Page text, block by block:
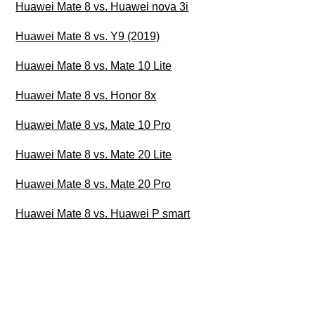
Huawei Mate 8 vs. Huawei nova 3i
Huawei Mate 8 vs. Y9 (2019)
Huawei Mate 8 vs. Mate 10 Lite
Huawei Mate 8 vs. Honor 8x
Huawei Mate 8 vs. Mate 10 Pro
Huawei Mate 8 vs. Mate 20 Lite
Huawei Mate 8 vs. Mate 20 Pro
Huawei Mate 8 vs. Huawei P smart